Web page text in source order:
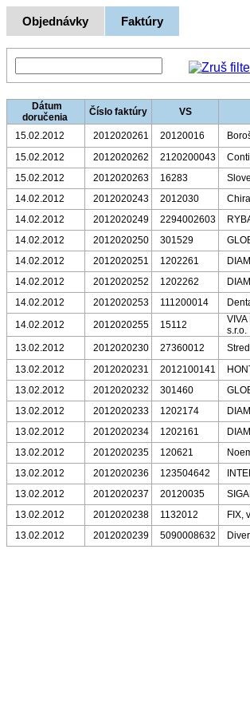
Objednávky Faktúry
Dátum
doručenia
Číslo faktúry VS
15.02.2012 2012020261 20120016
15.02.2012
2012020262 2120200043
15.02.2012
2012020263 16283
14.02.2012
2012020243 2012030
14.02.2012
2012020249 2294002603
14.02.2012
2012020250 301529
14.02.2012
2012020251 1202261
14.02.2012
2012020252 1202262
14.02.2012
2012020253 111200014
14.02.2012
2012020255 15112
s.r.o.
13.02.2012
2012020230 27360012
13.02.2012
2012020231 2012100141
13.02.2012
2012020232 301460
13.02.2012
2012020233 1202174
13.02.2012
2012020234 1202161
13.02.2012
2012020235 120621
13.02.2012
2012020236 123504642
13.02.2012
2012020237 20120035
13.02.2012
2012020238 1132012 FIX,
13.02.2012
2012020239 5090008632